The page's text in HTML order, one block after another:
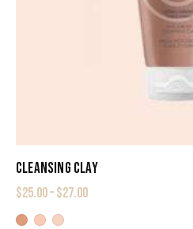
CLEANSING CLAY
$25.00–$27.00